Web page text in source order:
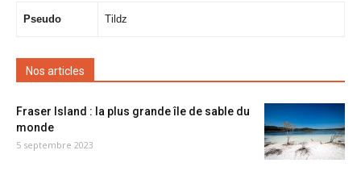
Pseudo Tildz
Nos articles
Fraser Island : la plus grande île de sable du
monde
5 septembre 2023